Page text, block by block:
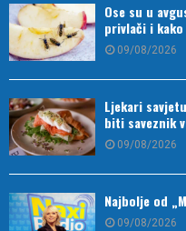
Ose su u
privlači i
09/08/2026
Ljekari
biti saveznik
09/08/2026
Najbolje od
09/08/2026